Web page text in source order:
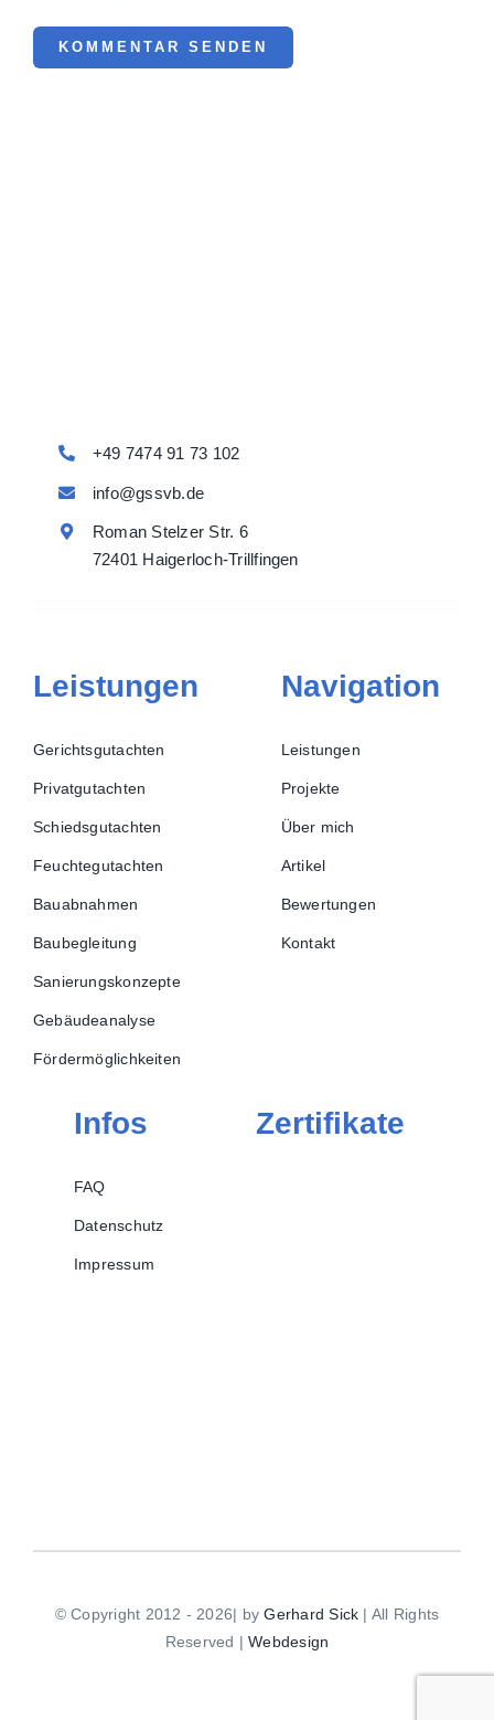
+49 7474 91 73 102
info@gssvb.de
Roman Stelzer Str. 6
72401 Haigerloch-Trillfingen
Leistungen
Gerichtsgutachten
Privatgutachten
Schiedsgutachten
Feuchtegutachten
Bauabnahmen
Baubegleitung
Sanierungskonzepte
Gebäudeanalyse
Fördermöglichkeiten
Navigation
Leistungen
Projekte
Über mich
Artikel
Bewertungen
Kontakt
Infos
FAQ
Datenschutz
Impressum
Zertifikate
© Copyright 2012 - 2026| byGerhard Sick | All Rights
Reserved |Webdesign